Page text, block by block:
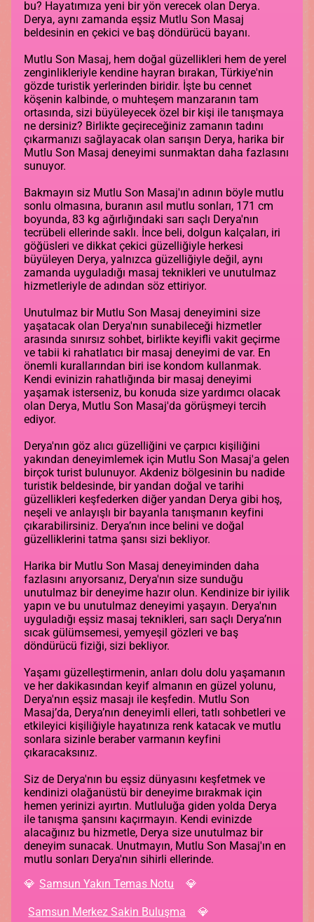
bu? Hayatımıza yeni bir yön verecek olan Derya.
Derya, aynı zamanda eşsiz Mutlu Son Masaj
beldesinin en çekici ve baş döndürücü bayanı.
Mutlu Son Masaj, hem doğal güzellikleri hem de yerel
zenginlikleriyle kendine hayran bırakan, Türkiye'nin
gözde turistik yerlerinden biridir. İşte bu cennet
köşenin kalbinde, o muhteşem manzaranın tam
ortasında, sizi büyüleyecek özel bir kişi ile tanışmaya
ne dersiniz? Birlikte geçireceğiniz zamanın tadını
çıkarmanızı sağlayacak olan sarışın Derya, harika bir
Mutlu Son Masaj deneyimi sunmaktan daha fazlasını
sunuyor.
Bakmayın siz Mutlu Son Masaj'ın adının böyle mutlu
sonlu olmasına, buranın asıl mutlu sonları, 171 cm
boyunda, 83 kg ağırlığındaki sarı saçlı Derya'nın
tecrübeli ellerinde saklı. İnce beli, dolgun kalçaları, iri
göğüsleri ve dikkat çekici güzelliğiyle herkesi
büyüleyen Derya, yalnızca güzelliğiyle değil, aynı
zamanda uyguladığı masaj teknikleri ve unutulmaz
hizmetleriyle de adından söz ettiriyor.
Unutulmaz bir Mutlu Son Masaj deneyimini size
yaşatacak olan Derya'nın sunabileceği hizmetler
arasında sınırsız sohbet, birlikte keyifli vakit geçirme
ve tabii ki rahatlatıcı bir masaj deneyimi de var. En
önemli kurallarından biri ise kondom kullanmak.
Kendi evinizin rahatlığında bir masaj deneyimi
yaşamak isterseniz, bu konuda size yardımcı olacak
olan Derya, Mutlu Son Masaj'da görüşmeyi tercih
ediyor.
Derya'nın göz alıcı güzelliğini ve çarpıcı kişiliğini
yakından deneyimlemek için Mutlu Son Masaj'a gelen
birçok turist bulunuyor. Akdeniz bölgesinin bu nadide
turistik beldesinde, bir yandan doğal ve tarihi
güzellikleri keşfederken diğer yandan Derya gibi hoş,
neşeli ve anlayışlı bir bayanla tanışmanın keyfini
çıkarabilirsiniz. Derya’nın ince belini ve doğal
güzelliklerini tatma şansı sizi bekliyor.
Harika bir Mutlu Son Masaj deneyiminden daha
fazlasını arıyorsanız, Derya'nın size sunduğu
unutulmaz bir deneyime hazır olun. Kendinize bir iyilik
yapın ve bu unutulmaz deneyimi yaşayın. Derya'nın
uyguladığı eşsiz masaj teknikleri, sarı saçlı Derya’nın
sıcak gülümsemesi, yemyeşil gözleri ve baş
döndürücü fiziği, sizi bekliyor.
Yaşamı güzelleştirmenin, anları dolu dolu yaşamanın
ve her dakikasından keyif almanın en güzel yolunu,
Derya'nın eşsiz masajı ile keşfedin. Mutlu Son
Masaj’da, Derya’nın deneyimli elleri, tatlı sohbetleri ve
etkileyici kişiliğiyle hayatınıza renk katacak ve mutlu
sonlara sizinle beraber varmanın keyfini
çıkaracaksınız.
Siz de Derya'nın bu eşsiz dünyasını keşfetmek ve
kendinizi olağanüstü bir deneyime bırakmak için
hemen yerinizi ayırtın. Mutluluğa giden yolda Derya
ile tanışma şansını kaçırmayın. Kendi evinizde
alacağınız bu hizmetle, Derya size unutulmaz bir
deneyim sunacak. Unutmayın, Mutlu Son Masaj'ın en
mutlu sonları Derya'nın sihirli ellerinde.
Samsun Yakın Temas Notu
Samsun Merkez Sakin Buluşma